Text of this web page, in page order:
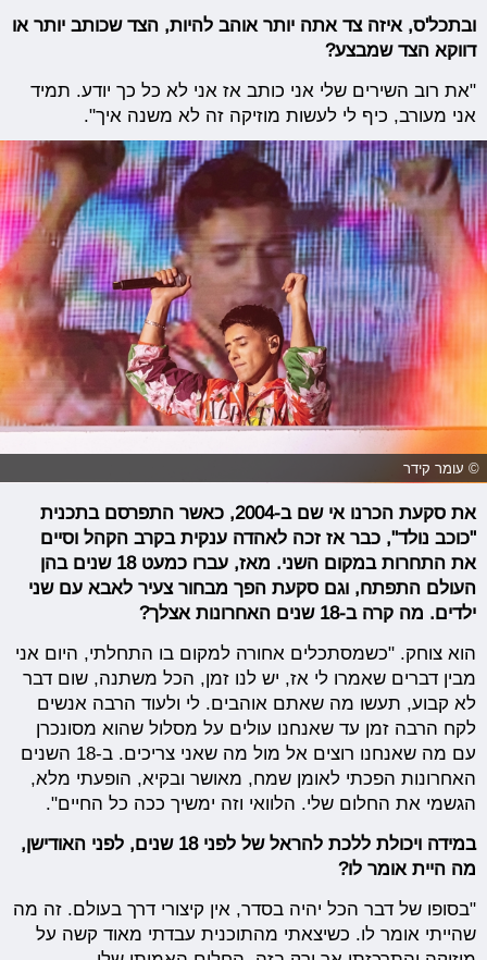
ובתכל'ס, איזה צד אתה יותר אוהב להיות, הצד שכותב יותר או
דווקא הצד שמבצע?
"את רוב השירים שלי אני כותב אז אני לא כל כך יודע. תמיד
אני מעורב, כיף לי לעשות מוזיקה זה לא משנה איך".
© עומר קידר
את סקעת הכרנו אי שם ב-2004, כאשר התפרסם בתכנית
"כוכב נולד", כבר אז זכה לאהדה ענקית בקרב הקהל וסיים
את התחרות במקום השני. מאז, עברו כמעט 18 שנים בהן
העולם התפתח, וגם סקעת הפך מבחור צעיר לאבא עם שני
ילדים. מה קרה ב-18 שנים האחרונות אצלך?
הוא צוחק. "כשמסתכלים אחורה למקום בו התחלתי, היום אני
מבין דברים שאמרו לי אז, יש לנו זמן, הכל משתנה, שום דבר
לא קבוע, תעשו מה שאתם אוהבים. לי ולעוד הרבה אנשים
לקח הרבה זמן עד שאנחנו עולים על מסלול שהוא מסונכרן
עם מה שאנחנו רוצים אל מול מה שאני צריכים. ב-18 השנים
האחרונות הפכתי לאומן שמח, מאושר ובקיא, הופעתי מלא,
הגשמי את החלום שלי. הלוואי וזה ימשיך ככה כל החיים".
במידה ויכולת ללכת להראל של לפני 18 שנים, לפני האודישן,
מה היית אומר לו?
"בסופו של דבר הכל יהיה בסדר, אין קיצורי דרך בעולם. זה מה
שהייתי אומר לו. כשיצאתי מהתוכנית עבדתי מאוד קשה על